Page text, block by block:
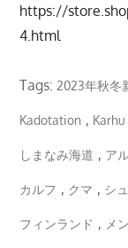
https://
4.html
Tags:2023年秋冬
Kadotation , Karhu
しまなみ海道 , ア
カルフ , クマ , シ
フィンランド , メ